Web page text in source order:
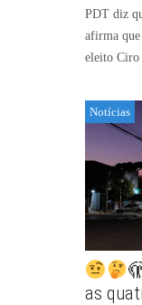
PDT diz
afirma
eleito Ciro
Notícias
as